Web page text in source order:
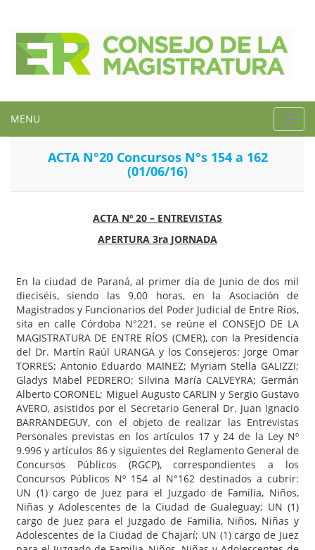
MENU
ACTA N°20 Concursos N°s 154 a 162
(01/06/16)
ACTA Nº 20 – ENTREVISTAS
APERTURA 3ra JORNADA
En la ciudad de Paraná, al primer día de Junio de dos mil
dieciséis, siendo las 9.00 horas, en la Asociación de
Magistrados y Funcionarios del Poder Judicial de Entre Ríos,
sita en calle Córdoba N°221, se reúne el CONSEJO DE LA
MAGISTRATURA DE ENTRE RÍOS (CMER), con la Presidencia
del Dr. Martín Raúl URANGA y los Consejeros: Jorge Omar
TORRES; Antonio Eduardo MAINEZ; Myriam Stella GALIZZI;
Gladys Mabel PEDRERO; Silvina María CALVEYRA; Germán
Alberto CORONEL; Miguel Augusto CARLIN y Sergio Gustavo
AVERO, asistidos por el Secretario General Dr. Juan Ignacio
BARRANDEGUY, con el objeto de realizar las Entrevistas
Personales previstas en los artículos 17 y 24 de la Ley Nº
9.996 y artículos 86 y siguientes del Reglamento General de
Concursos Públicos (RGCP), correspondientes a los
Concursos Públicos Nº 154 al N°162 destinados a cubrir:
UN (1) cargo de Juez para el Juzgado de Familia, Niños,
Niñas y Adolescentes de la Ciudad de Gualeguay; UN (1)
cargo de Juez para el Juzgado de Familia, Niños, Niñas y
Adolescentes de la Ciudad de Chajarí; UN (1) cargo de Juez